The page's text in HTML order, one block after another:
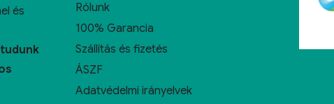
és
Rólunk
100% Garancia
Szállítás és fizetés
ÁSZF
Adatvédelmi irányelvek